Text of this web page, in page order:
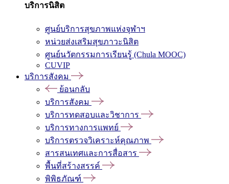
บริการนิสิต
ศูนย์บริการสุขภาพแห่งจุฬาฯ
หน่วยส่งเสริมสุขภาวะนิสิต
ศูนย์นวัตกรรมการเรียนรู้ (Chula MOOC)
CUVIP
บริการสังคม
ย้อนกลับ
บริการสังคม
บริการทดสอบและวิชาการ
บริการทางการแพทย์
บริการตรวจวิเคราะห์คุณภาพ
สารสนเทศและการสื่อสาร
พื้นที่สร้างสรรค์
พิพิธภัณฑ์